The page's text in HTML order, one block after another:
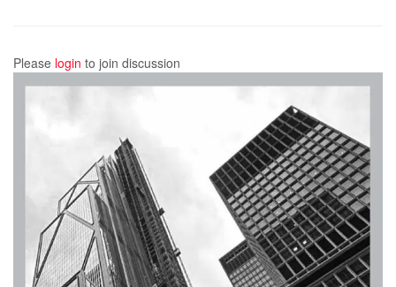
Please login to join discussion